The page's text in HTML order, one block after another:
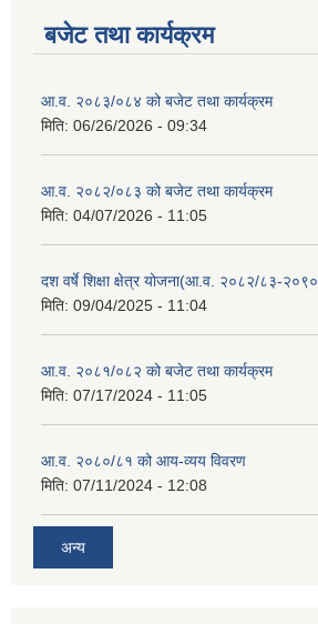
बजेट तथा कार्यक्रम
आ.व. २०८३/०८४ को बजेट तथा कार्यक्रम
मिति: 06/26/2026 - 09:34
आ.व. २०८२/०८३ को बजेट तथा कार्यक्रम
मिति: 04/07/2026 - 11:05
दश वर्षे शिक्षा क्षेत्र योजना(आ.व. २०८२/८३-
मिति: 09/04/2025 - 11:04
आ.व. २०८१/०८२ को बजेट तथा कार्यक्रम
मिति: 07/17/2024 - 11:05
आ.व. २०८०/८१ को आय-व्यय विवरण
मिति: 07/11/2024 - 12:08
अन्य